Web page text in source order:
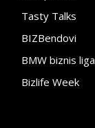
Tasty Talks
BIZBendovi
BMW biznis liga
Bizlife Week